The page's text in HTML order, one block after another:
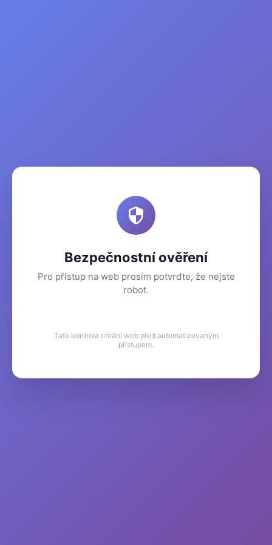
Bezpečnostní ověření
Pro přístup na web prosím potvrďte, že nejste
robot.
Tato kontrola chrání web před automatizovaným
přístupem.